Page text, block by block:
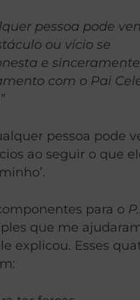
pessoa pode
ou vício se
e
com o Pai
pessoa pode
ao seguir o que
para o
que me
explicou. Esses